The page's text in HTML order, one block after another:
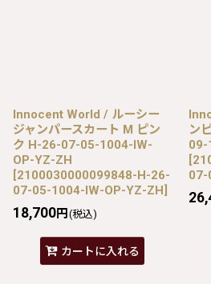
Innocent World / ルーシー
ジャンパースカート M ピン
ク H-26-07-05-1004-IW-
OP-YZ-ZH
[2100030000099848-H-26-
07-05-1004-IW-OP-YZ-ZH]
18,700円 (税込)
カートに入れる
ン
09-
[
07-